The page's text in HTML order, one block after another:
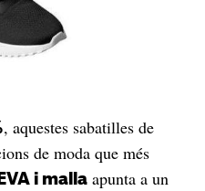
, aquestes sabatilles de
de moda que més
EVA i mallaapunta a un